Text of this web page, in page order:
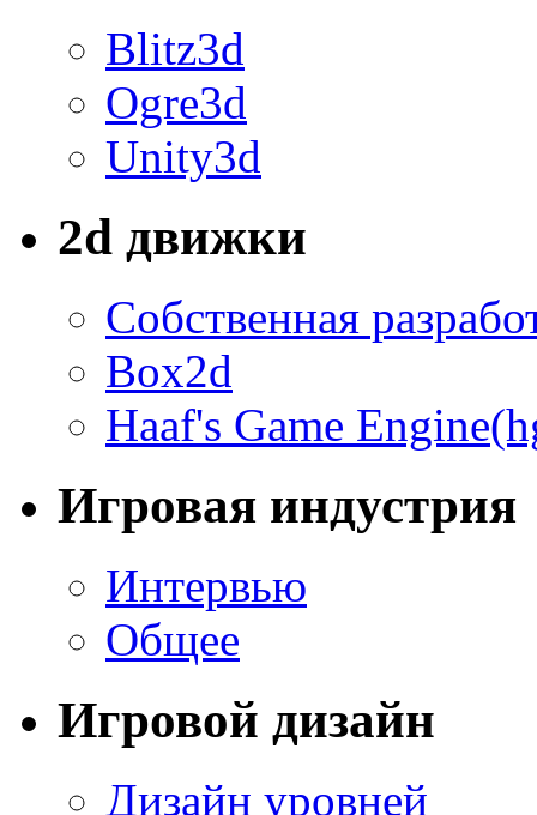
Blitz3d
Ogre3d
Unity3d
2d движки
Собственная
Box2d
Haaf's Game
Игровая индустрия
Интервью
Общее
Игровой дизайн
Дизайн уровней